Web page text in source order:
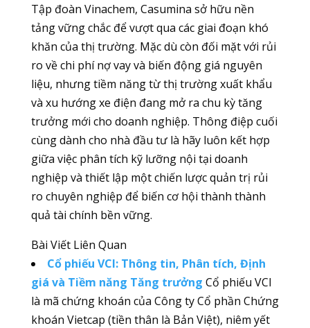
Tập đoàn Vinachem, Casumina sở hữu nền
tảng vững chắc để vượt qua các giai đoạn khó
khăn của thị trường. Mặc dù còn đối mặt với rủi
ro về chi phí nợ vay và biến động giá nguyên
liệu, nhưng tiềm năng từ thị trường xuất khẩu
và xu hướng xe điện đang mở ra chu kỳ tăng
trưởng mới cho doanh nghiệp. Thông điệp cuối
cùng dành cho nhà đầu tư là hãy luôn kết hợp
giữa việc phân tích kỹ lưỡng nội tại doanh
nghiệp và thiết lập một chiến lược quản trị rủi
ro chuyên nghiệp để biến cơ hội thành thành
quả tài chính bền vững.
Bài Viết Liên Quan
Cổ phiếu VCI: Thông tin, Phân tích, Định
giá và Tiềm năng Tăng trưởng Cổ phiếu VCI
là mã chứng khoán của Công ty Cổ phần Chứng
khoán Vietcap (tiền thân là Bản Việt), niêm yết